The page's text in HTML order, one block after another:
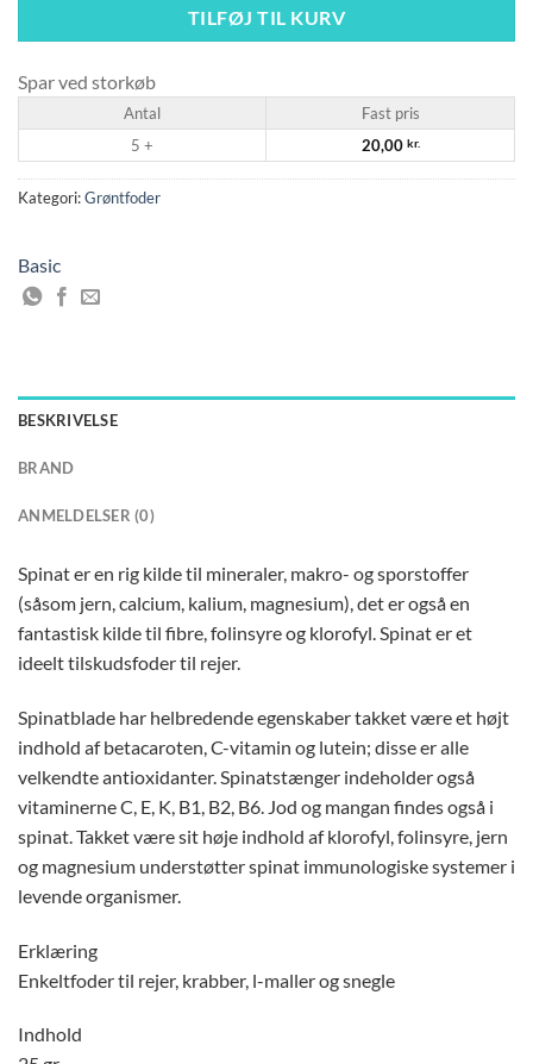
TILFØJ TIL KURV
Spar ved storkøb
Antal
Fast pris
5 +
20,00 kr.
Kategori:Grøntfoder
Basic
BESKRIVELSE
BRAND
ANMELDELSER (0)
Spinat er en rig kilde til mineraler, makro- og sporstoffer
(såsom jern, calcium, kalium, magnesium), det er også en
fantastisk kilde til fibre, folinsyre og klorofyl. Spinat er et
ideelt tilskudsfoder til rejer.
Spinatblade har helbredende egenskaber takket være et højt
indhold af betacaroten, C-vitamin og lutein; disse er alle
velkendte antioxidanter. Spinatstænger indeholder også
vitaminerne C, E, K, B1, B2, B6. Jod og mangan findes også i
spinat. Takket være sit høje indhold af klorofyl, folinsyre, jern
og magnesium understøtter spinat immunologiske systemer i
levende organismer.
Erklæring
Enkeltfoder til rejer, krabber, l-maller og snegle
Indhold